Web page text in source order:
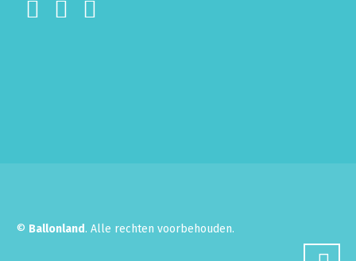
© Ballonland . Alle rechten voorbehouden.